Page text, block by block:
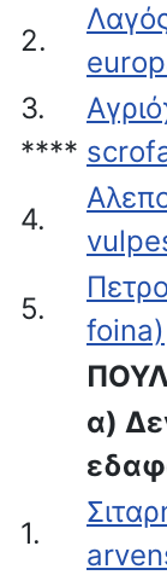
2.
3.
****
4.
5.
foina)
α)
1.